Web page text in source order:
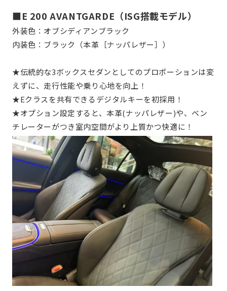
■E 200 AVANTGARDE（ISG搭載モデル）
外装色：オブシディアンブラック
内装色：ブラック（本革［ナッパレザー］）
★伝統的な3ボックスセダンとしてのプロポーションは変
えずに、走行性能や乗り心地を向上！
★Eクラスを共有できるデジタルキーを初採用！
★オプション設定すると、本革(ナッパレザー)や、ベン
チレーターがつき室内空間がより上質かつ快適に！